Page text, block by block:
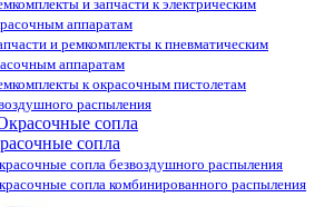
и запчасти к электрическим
аппаратам
и ремкомплекты к пневматическим
аппаратам
к окрасочным пистолетам
распыления
сопла
сопла безвоздушного распыления
сопла комбинированного распыления